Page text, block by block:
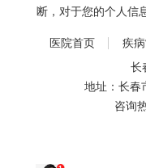
断，对于您的个人信
医院首页 疾
长
地址：长春
咨询